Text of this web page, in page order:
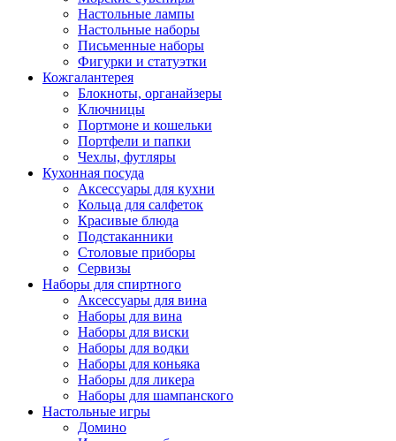
Настольные лампы
Настольные наборы
Письменные наборы
Фигурки и статуэтки
Кожгалантерея
Блокноты, органайзеры
Ключницы
Портмоне и кошельки
Портфели и папки
Чехлы, футляры
Кухонная посуда
Аксессуары для кухни
Кольца для салфеток
Красивые блюда
Подстаканники
Столовые приборы
Cервизы
Наборы для спиртного
Аксессуары для вина
Наборы для вина
Наборы для виски
Наборы для водки
Наборы для коньяка
Наборы для ликера
Наборы для шампанского
Настольные игры
Домино